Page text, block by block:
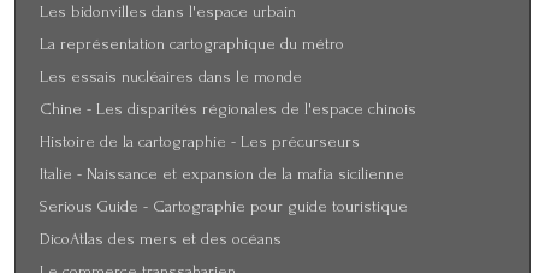
Les bidonvilles dans l'espace urbain
La représentation cartographique du métro
Les essais nucléaires dans le monde
Chine - Les disparités régionales de l'espace chinois
Histoire de la cartographie - Les précurseurs
Italie - Naissance et expansion de la mafia sicilienne
Serious Guide - Cartographie pour guide touristique
DicoAtlas des mers et des océans